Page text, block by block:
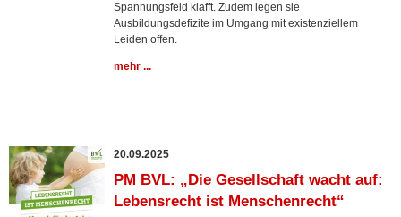
Spannungsfeld klafft. Zudem legen sie
Ausbildungsdefizite im Umgang mit existenziellem
Leiden offen.
mehr ...
20.09.2025
PM BVL: „Die Gesellschaft wacht auf:
Lebensrecht ist Menschenrecht“